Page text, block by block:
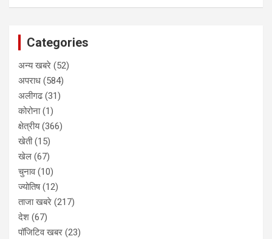
Categories
अन्य खबरे (52)
अपराध (584)
अलीगढ(31)
कोरोना(1)
क्षेत्रीय(366)
खेती(15)
खेल (67)
चुनाव(10)
ज्योतिष(12)
ताजा खबरे (217)
देश (67)
पॉजिटिव खबर (23)